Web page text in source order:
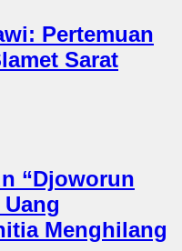
Pertemuan
Sarat
“Djoworun
Menghilang